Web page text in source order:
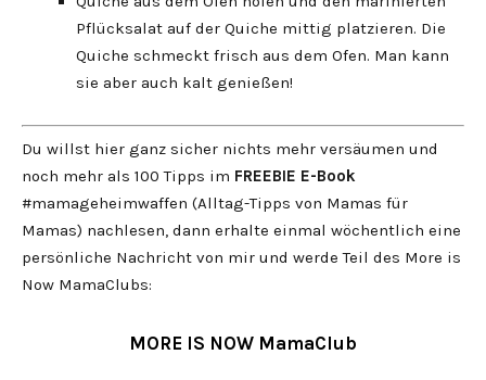
Pflücksalat auf der Quiche mittig platzieren. Die
Quiche schmeckt frisch aus dem Ofen. Man kann
sie aber auch kalt genießen!
Du willst hier ganz sicher nichts mehr versäumen und
noch mehr als 100 Tipps im FREEBIE E-Book
#mamageheimwaffen (Alltag-Tipps von Mamas für
Mamas) nachlesen, dann erhalte einmal wöchentlich eine
persönliche Nachricht von mir und werde Teil des More is
Now MamaClubs:
MORE IS NOW MamaClub